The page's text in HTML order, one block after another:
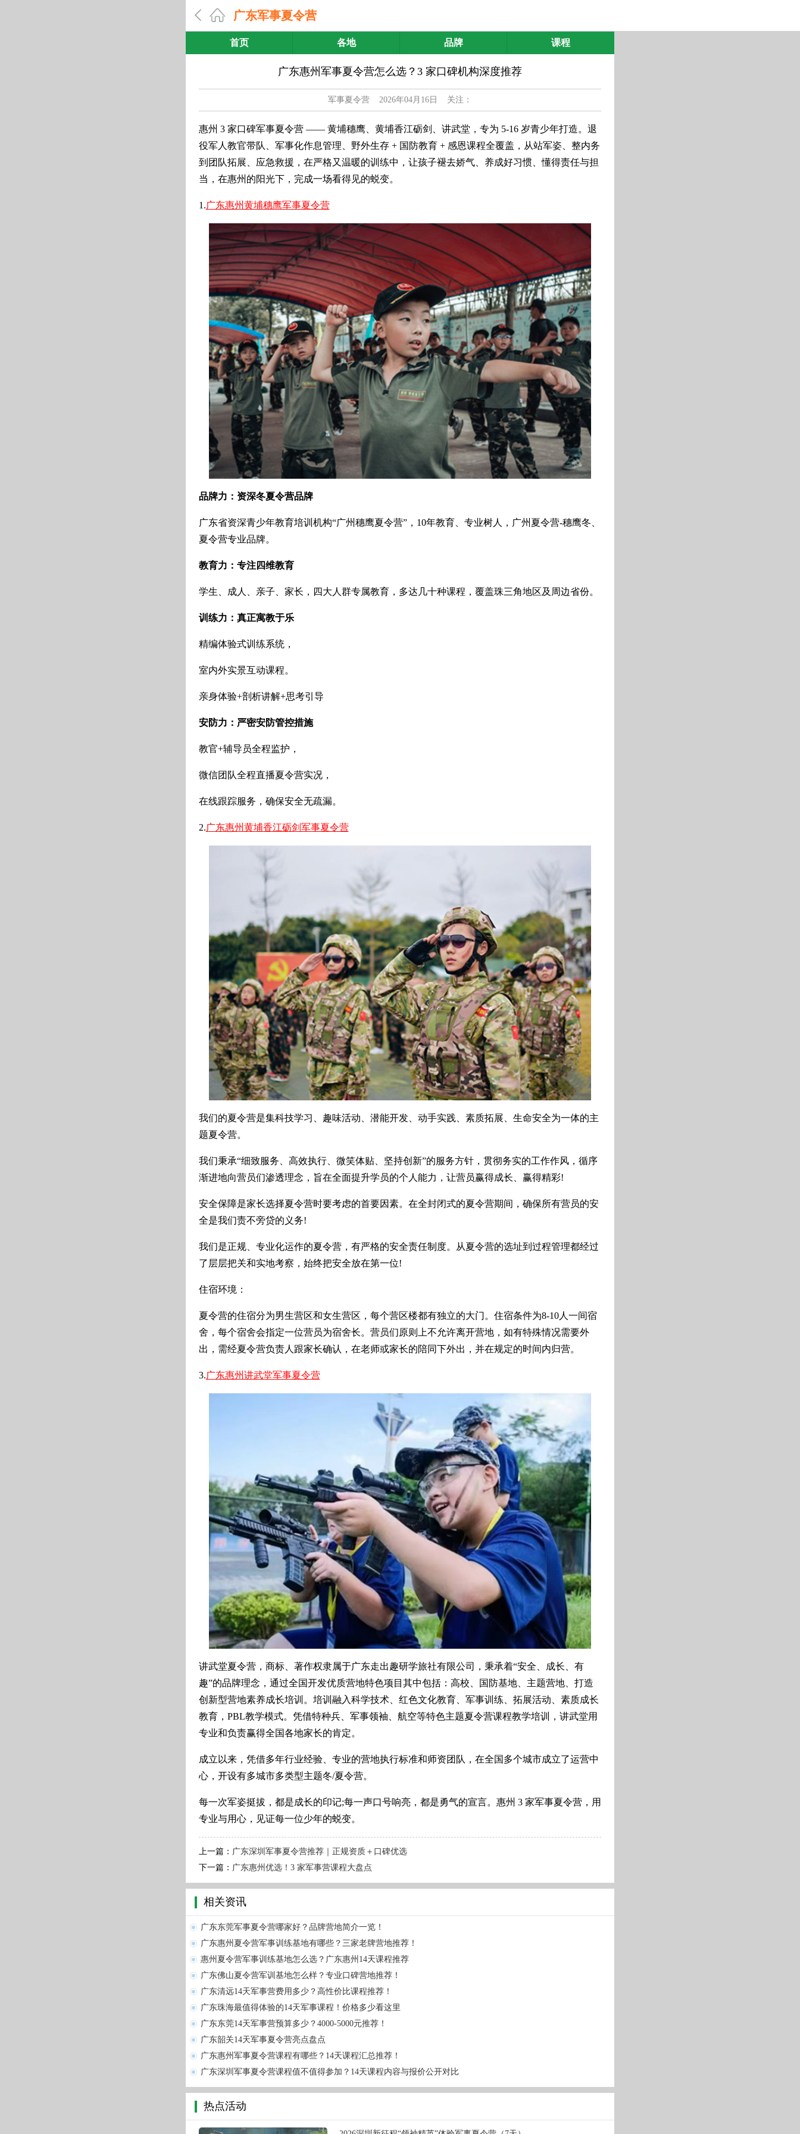
广东军事夏令营
首页 各地 品牌 课程
广东惠州军事夏令营怎么选？3 家口碑机构深度推荐
军事夏令营2026年04月16日 关注：
惠州 3 家口碑军事夏令营 —— 黄埔穗鹰、黄埔香江砺剑、讲武堂，专为 5-16 岁青少年打造。退
役军人教官带队、军事化作息管理、野外生存 + 国防教育 + 感恩课程全覆盖，从站军姿、整内务
到团队拓展、应急救援，在严格又温暖的训练中，让孩子褪去娇气、养成好习惯、懂得责任与担
当，在惠州的阳光下，完成一场看得见的蜕变。
1.广东惠州黄埔穗鹰军事夏令营
品牌力：资深冬夏令营品牌
广东省资深青少年教育培训机构“广州穗鹰夏令营”，10年教育、专业树人，广州夏令营-穗鹰冬、
夏令营专业品牌。
教育力：专注四维教育
学生、成人、亲子、家长，四大人群专属教育，多达几十种课程，覆盖珠三角地区及周边省份。
训练力：真正寓教于乐
精编体验式训练系统，
室内外实景互动课程。
亲身体验+剖析讲解+思考引导
安防力：严密安防管控措施
教官+辅导员全程监护，
微信团队全程直播夏令营实况，
在线跟踪服务，确保安全无疏漏。
2.广东惠州黄埔香江砺剑军事夏令营
我们的夏令营是集科技学习、趣味活动、潜能开发、动手实践、素质拓展、生命安全为一体的主
题夏令营。
我们秉承“细致服务、高效执行、微笑体贴、坚持创新”的服务方针，贯彻务实的工作作风，循序
渐进地向营员们渗透理念，旨在全面提升学员的个人能力，让营员赢得成长、赢得精彩!
安全保障是家长选择夏令营时要考虑的首要因素。在全封闭式的夏令营期间，确保所有营员的安
全是我们责不旁贷的义务!
我们是正规、专业化运作的夏令营，有严格的安全责任制度。从夏令营的选址到过程管理都经过
了层层把关和实地考察，始终把安全放在第一位!
住宿环境：
夏令营的住宿分为男生营区和女生营区，每个营区楼都有独立的大门。住宿条件为8-10人一间宿
舍，每个宿舍会指定一位营员为宿舍长。营员们原则上不允许离开营地，如有特殊情况需要外
出，需经夏令营负责人跟家长确认，在老师或家长的陪同下外出，并在规定的时间内归营。
3.广东惠州讲武堂军事夏令营
讲武堂夏令营，商标、著作权隶属于广东走出趣研学旅社有限公司，秉承着“安全、成长、有
趣”的品牌理念，通过全国开发优质营地特色项目其中包括：高校、国防基地、主题营地、打造
创新型营地素养成长培训。培训融入科学技术、红色文化教育、军事训练、拓展活动、素质成长
教育，PBL教学模式。凭借特种兵、军事领袖、航空等特色主题夏令营课程教学培训，讲武堂用
专业和负责赢得全国各地家长的肯定。
成立以来，凭借多年行业经验、专业的营地执行标准和师资团队，在全国多个城市成立了运营中
心，开设有多城市多类型主题冬/夏令营。
每一次军姿挺拔，都是成长的印记;每一声口号响亮，都是勇气的宣言。惠州 3 家军事夏令营，用
专业与用心，见证每一位少年的蜕变。
上一篇： 广东深圳军事夏令营推荐｜正规资质＋口碑优选
下一篇： 广东惠州优选！3 家军事营课程大盘点
相关资讯
广东东莞军事夏令营哪家好？品牌营地简介一览！
广东惠州夏令营军事训练基地有哪些？三家老牌营地推荐！
惠州夏令营军事训练基地怎么选？广东惠州14天课程推荐
广东佛山夏令营军训基地怎么样？专业口碑营地推荐！
广东清远14天军事营费用多少？高性价比课程推荐！
广东珠海最值得体验的14天军事课程！价格多少看这里
广东东莞14天军事营预算多少？4000-5000元推荐！
广东韶关14天军事夏令营亮点盘点
广东惠州军事夏令营课程有哪些？14天课程汇总推荐！
广东深圳军事夏令营课程值不值得参加？14天课程内容与报价公开对比
热点活动